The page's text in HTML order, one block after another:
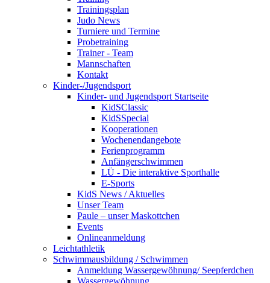
Trainingsplan
Judo News
Turniere und Termine
Probetraining
Trainer - Team
Mannschaften
Kontakt
Kinder-/Jugendsport
Kinder- und Jugendsport Startseite
KidSClassic
KidSSpecial
Kooperationen
Wochenendangebote
Ferienprogramm
Anfängerschwimmen
LÜ - Die interaktive Sporthalle
E-Sports
KidS News / Aktuelles
Unser Team
Paule – unser Maskottchen
Events
Onlineanmeldung
Leichtathletik
Schwimmausbildung / Schwimmen
Anmeldung Wassergewöhnung/ Seepferdchen
Wassergewöhnung